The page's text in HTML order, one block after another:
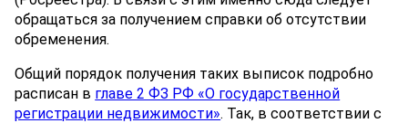
обращаться за получением справки об отсутствии
обременения.
Общий порядок получения таких выписок подробно
расписан в главе 2 ФЗ РФ «О государственной
регистрации недвижимости». Так, в соответствии с